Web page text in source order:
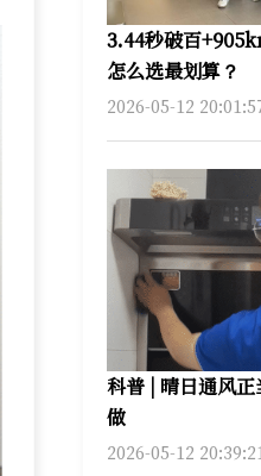
3.44秒破百
怎么选最划算？
2026-05-12
科普 | 晴日通风
做
2026-05-12